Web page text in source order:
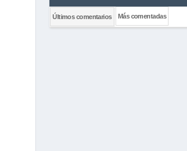
Últimos comentarios Más comentadas